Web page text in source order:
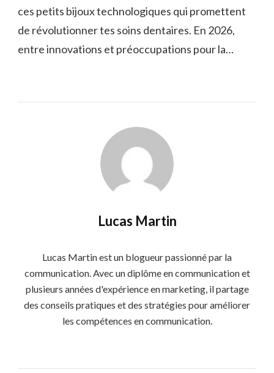
ces petits bijoux technologiques qui promettent
de révolutionner tes soins dentaires. En 2026,
entre innovations et préoccupations pour la…
Lucas Martin
Lucas Martin est un blogueur passionné par la
communication. Avec un diplôme en communication et
plusieurs années d'expérience en marketing, il partage
des conseils pratiques et des stratégies pour améliorer
les compétences en communication.